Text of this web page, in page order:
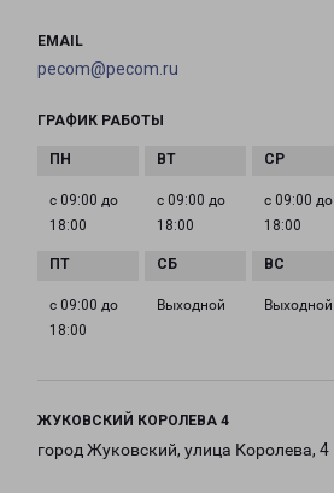
EMAIL
pecom@pecom.ru
ГРАФИК РАБОТЫ
с 09:00 до
18:00
с 09:00 до
18:00
с 09:00 до
18:00
с 09:00 до
18:00
Выходной Выходной
ЖУКОВСКИЙ КОРОЛЕВА 4
город Жуковский, улица Королева, 4